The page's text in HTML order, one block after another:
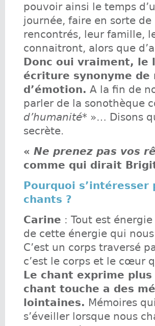
pouvoir ainsi le temps
journée, faire en sorte
rencontrés, leur famille,
connaitront, alors que
Donc oui vraiment,
écriture synonyme
d’émotion. A la fin de
parler de la sonothèque
d’humanité* »… Disons
secrète.
« Ne prenez pas vos
comme qui dirait
Pourquoi
chants ?
Carine : Tout est
de cette énergie qui
C’est un corps traversé
c’est le corps et le cœur
Le chant exprime
chant touche a des
lointaines. Mémoires
s’éveiller lorsque nous